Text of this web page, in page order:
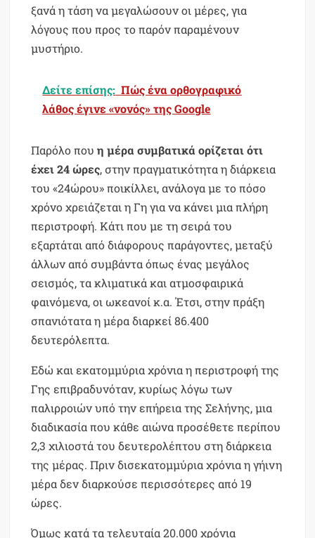
ξανά η τάση να μεγαλώσουν οι μέρες, για
λόγους που προς το παρόν παραμένουν
μυστήριο.
Δείτε επίσης: Πώς ένα ορθογραφικό
λάθος έγινε «νονός» της Google
Παρόλο πουη μέρα συμβατικά ορίζεται ότι
έχει 24 ώρες, στην πραγματικότητα η διάρκεια
του «24ώρου» ποικίλλει, ανάλογα με το πόσο
χρόνο χρειάζεται η Γη για να κάνει μια πλήρη
περιστροφή. Κάτι που με τη σειρά του
εξαρτάται από διάφορους παράγοντες, μεταξύ
άλλων από συμβάντα όπως ένας μεγάλος
σεισμός, τα κλιματικά και ατμοσφαιρικά
φαινόμενα, οι ωκεανοί κ.α. Έτσι, στην πράξη
σπανιότατα η μέρα διαρκεί 86.400
δευτερόλεπτα.
Εδώ και εκατομμύρια χρόνια η περιστροφή της
Γης επιβραδυνόταν, κυρίως λόγω των
παλιρροιών υπό την επήρεια της Σελήνης, μια
διαδικασία που κάθε αιώνα προσέθετε περίπου
2,3 χιλιοστά του δευτερολέπτου στη διάρκεια
της μέρας. Πριν δισεκατομμύρια χρόνια η γήινη
μέρα δεν διαρκούσε περισσότερες από 19
ώρες.
Όμως κατά τα τελευταία 20.000 χρόνια